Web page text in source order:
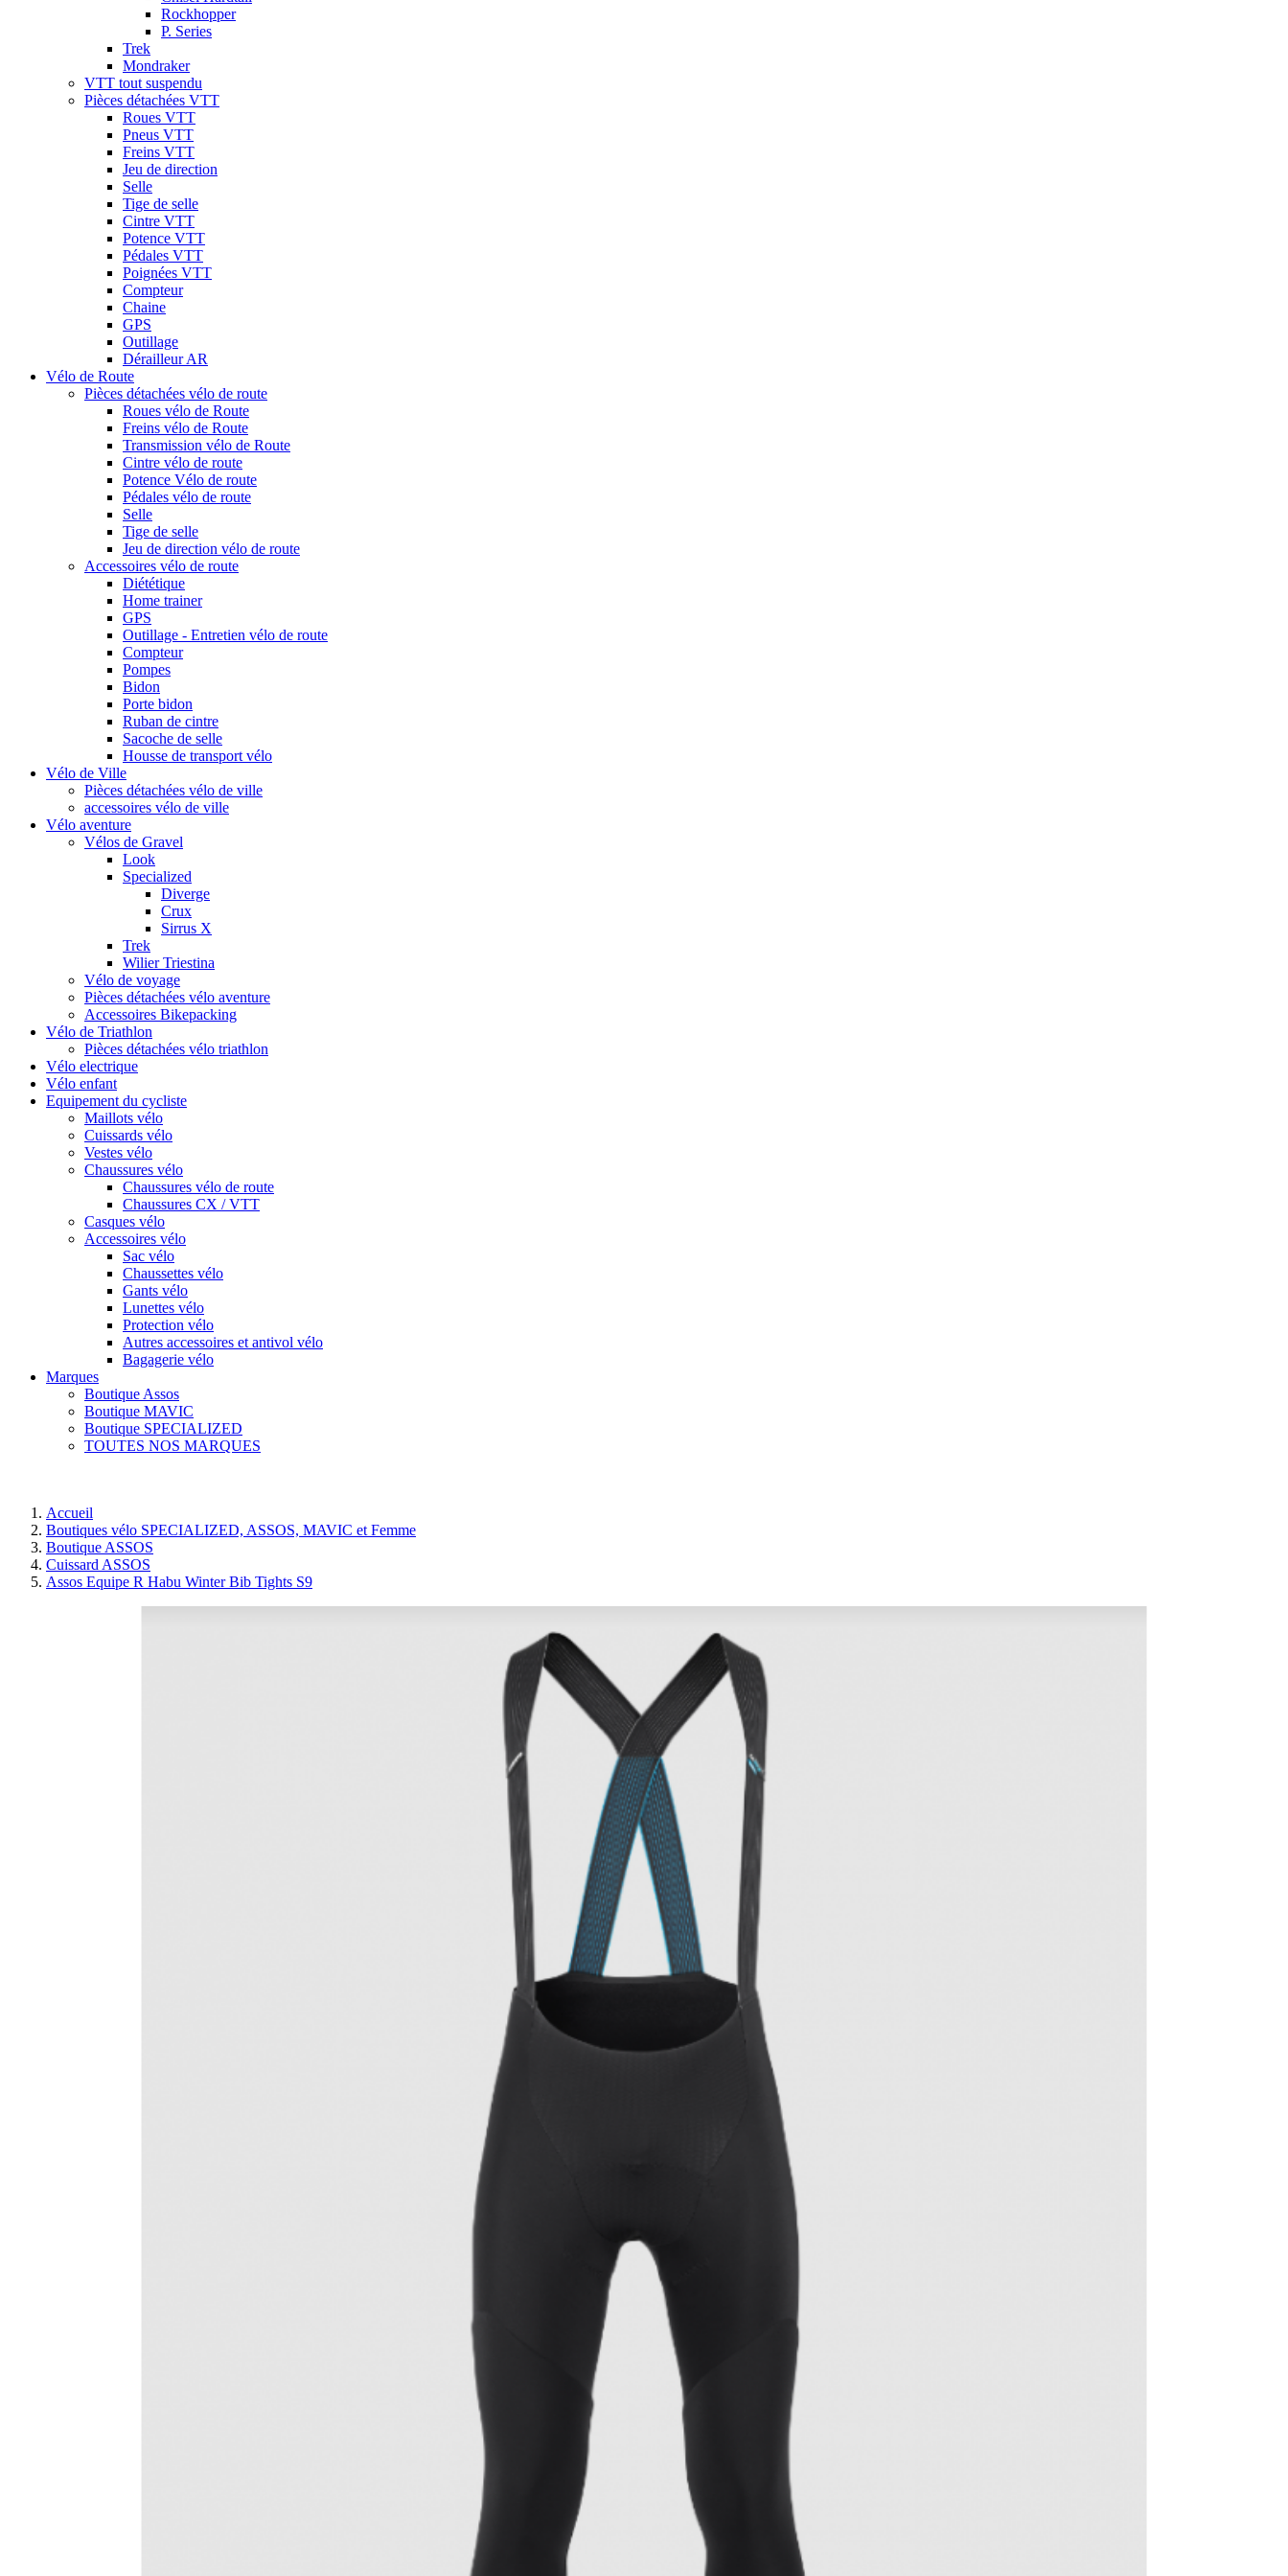
Rockhopper
P. Series
Trek
Mondraker
VTT tout suspendu
Pièces détachées VTT
Roues VTT
Pneus VTT
Freins VTT
Jeu de direction
Selle
Tige de selle
Cintre VTT
Potence VTT
Pédales VTT
Poignées VTT
Compteur
Chaine
GPS
Outillage
Dérailleur AR
Vélo de Route
Pièces détachées vélo de route
Roues vélo de Route
Freins vélo de Route
Transmission vélo de Route
Cintre vélo de route
Potence Vélo de route
Pédales vélo de route
Selle
Tige de selle
Jeu de direction vélo de route
Accessoires vélo de route
Diététique
Home trainer
GPS
Outillage - Entretien vélo de route
Compteur
Pompes
Bidon
Porte bidon
Ruban de cintre
Sacoche de selle
Housse de transport vélo
Vélo de Ville
Pièces détachées vélo de ville
accessoires vélo de ville
Vélo aventure
Vélos de Gravel
Look
Specialized
Diverge
Crux
Sirrus X
Trek
Wilier Triestina
Vélo de voyage
Pièces détachées vélo aventure
Accessoires Bikepacking
Vélo de Triathlon
Pièces détachées vélo triathlon
Vélo electrique
Vélo enfant
Equipement du cycliste
Maillots vélo
Cuissards vélo
Vestes vélo
Chaussures vélo
Chaussures vélo de route
Chaussures CX / VTT
Casques vélo
Accessoires vélo
Sac vélo
Chaussettes vélo
Gants vélo
Lunettes vélo
Protection vélo
Autres accessoires et antivol vélo
Bagagerie vélo
Marques
Boutique Assos
Boutique MAVIC
Boutique SPECIALIZED
TOUTES NOS MARQUES
Accueil
Boutiques vélo SPECIALIZED, ASSOS, MAVIC et Femme
Boutique ASSOS
Cuissard ASSOS
Assos Equipe R Habu Winter Bib Tights S9